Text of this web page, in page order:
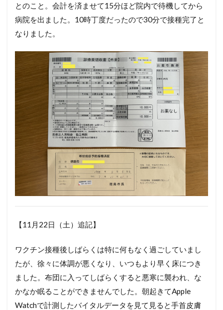
とのこと。会計を済ませて15分ほど院内で待機してから
病院を出ました。10時丁度だったので30分で接種完了と
なりました。
【11月22日（土）追記】
ワクチン接種後しばらくは特に何もなく過ごしていまし
たが、徐々に体調が悪くなり、いつもより早く床につき
ました。布団に入ってしばらくすると悪寒に襲われ、な
かなか眠ることができませんでした。朝起きてApple
Watchで計測したバイタルデータを見て見ると手首皮膚